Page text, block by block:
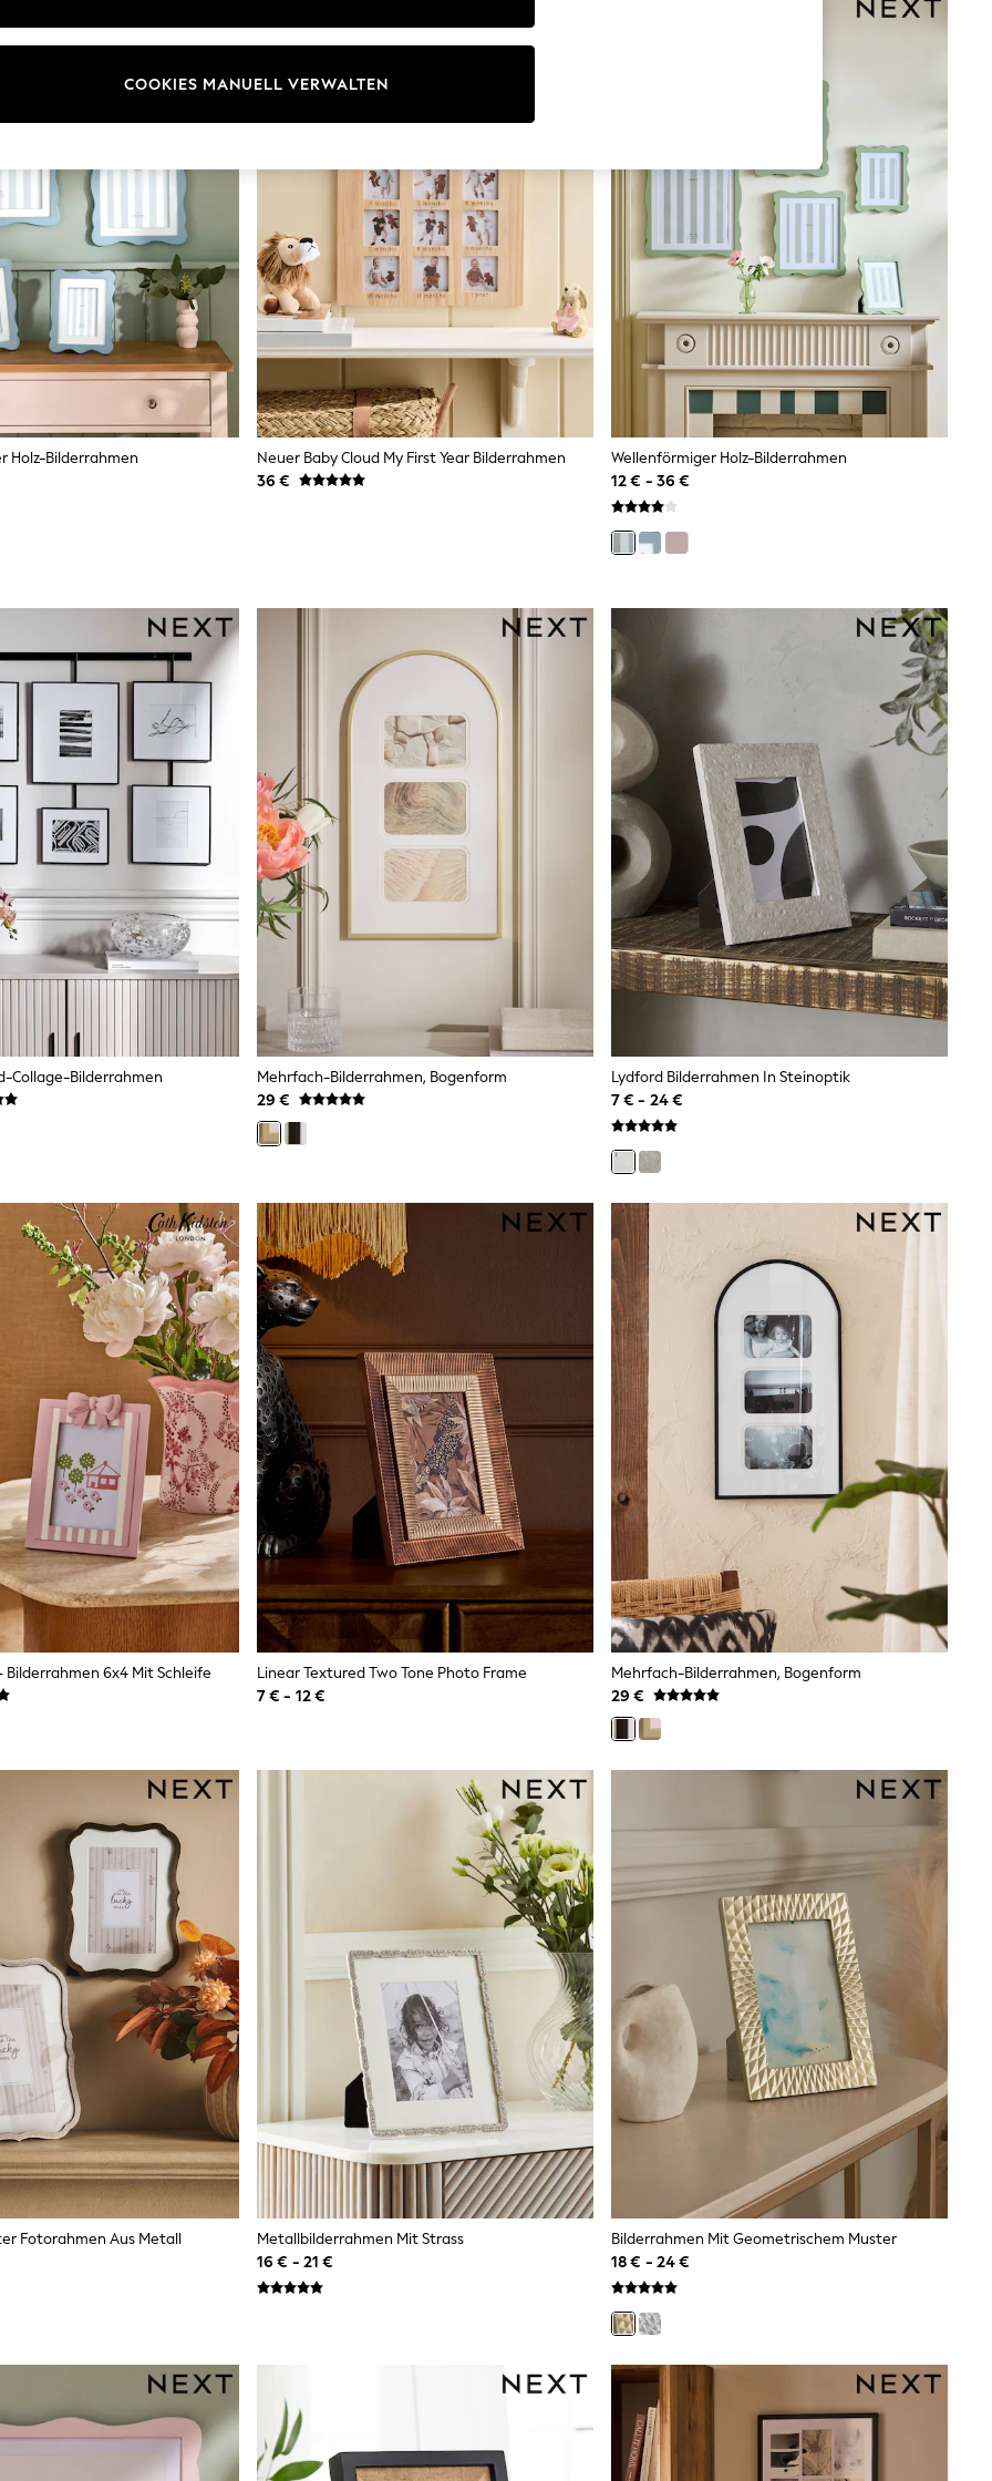
Holz-Bilderrahmen
Neuer Baby Cloud My First Year Bilderrahmen
36 €
Wellenförmiger Holz-Bilderrahmen
12 € - 36 €
Collage-Bilderrahmen
Mehrfach-Bilderrahmen, Bogenform
29 €
Lydford Bilderrahmen In Steinoptik
7 € - 24 €
Bilderrahmen 6x4 Mit Schleife
Linear Textured Two Tone Photo Frame
7 € - 12 €
Mehrfach-Bilderrahmen, Bogenform
29 €
Fotorahmen Aus Metall
Metallbilderrahmen Mit Strass
16 € - 21 €
Bilderrahmen Mit Geometrischem Muster
18 € - 24 €
COOKIES MANUELL VERWALTEN